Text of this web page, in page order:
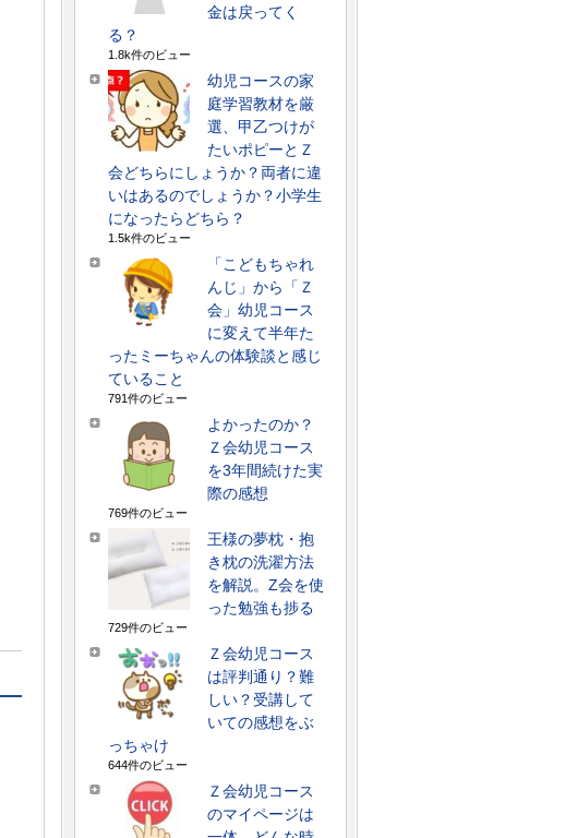
金は戻ってく
る？
1.8k件のビュー
幼児コースの家
庭学習教材を厳
選、甲乙つけが
たいポピーとＺ
会どちらにしょうか？両者に違
いはあるのでしょうか？小学生
になったらどちら？
1.5k件のビュー
「こどもちゃれ
んじ」から「Ｚ
会」幼児コース
に変えて半年た
ったミーちゃんの体験談と感じ
ていること
791件のビュー
よかったのか？
Ｚ会幼児コース
を3年間続けた実
際の感想
769件のビュー
王様の夢枕・抱
き枕の洗濯方法
を解説。Z会を使
った勉強も捗る
729件のビュー
Ｚ会幼児コース
は評判通り？難
しい？受講して
いての感想をぶ
っちゃけ
644件のビュー
Ｚ会幼児コース
のマイページは